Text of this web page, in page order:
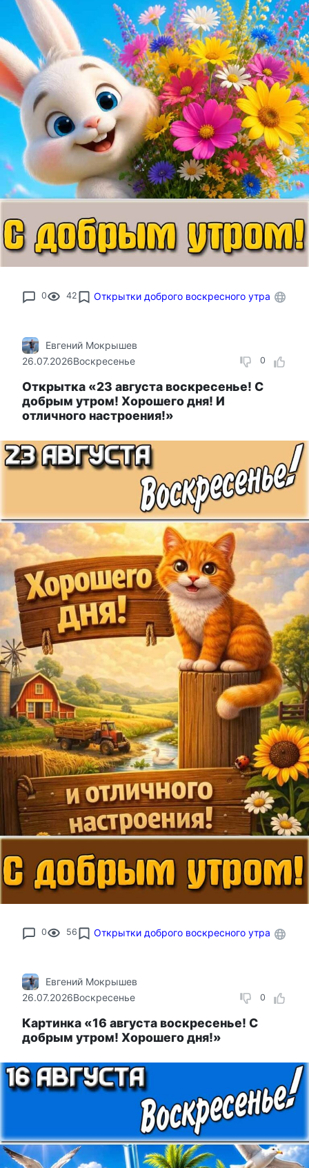
0 42 Открытки доброго воскресного утра
0
Евгений Мокрышев
26.07.2026Воскресенье
Открытка «23 августа воскресенье! С
добрым утром! Хорошего дня! И
отличного настроения!»
0 56 Открытки доброго воскресного утра
0
Евгений Мокрышев
26.07.2026Воскресенье
Картинка «16 августа воскресенье! С
добрым утром! Хорошего дня!»